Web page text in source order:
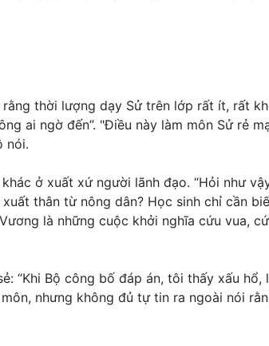
thời lượng dạy Sử trên lớp rất ít, rất
ai ngờ đến”. "Điều này làm môn Sử rẻ
nói.
ở xuất xứ người lãnh đạo. “Hỏi như
thân từ nông dân? Học sinh chỉ cần
là những cuộc khởi nghĩa cứu vua,
“Khi Bộ công bố đáp án, tôi thấy xấu hổ,
nhưng không đủ tự tin ra ngoài nói